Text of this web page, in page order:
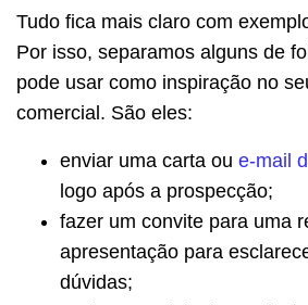
Tudo fica mais claro com
Por isso, separamos alguns de
pode usar como inspiração no
comercial. São eles:
enviar uma carta ou e-mail
logo após a prospecção;
fazer um convite para uma
apresentação para
dúvidas;